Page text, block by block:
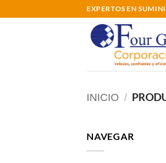
EXPERTOS EN
INICIO /
NAVEGAR